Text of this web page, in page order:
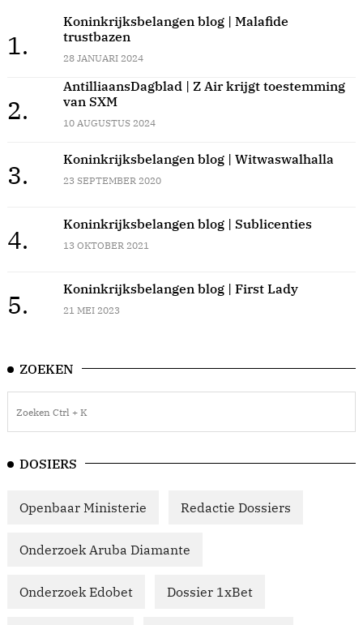
1.
Koninkrijksbelangen blog | Malafide
trustbazen
28 JANUARI 2024
2.
AntilliaansDagblad | Z Air krijgt toestemming
van SXM
10 AUGUSTUS 2024
3.
Koninkrijksbelangen blog | Witwaswalhalla
23 SEPTEMBER 2020
4.
Koninkrijksbelangen blog | Sublicenties
13 OKTOBER 2021
5.
Koninkrijksbelangen blog | First Lady
21 MEI 2023
ZOEKEN
DOSIERS
Openbaar Ministerie Redactie Dossiers
Onderzoek Aruba Diamante
Onderzoek Edobet Dossier 1xBet